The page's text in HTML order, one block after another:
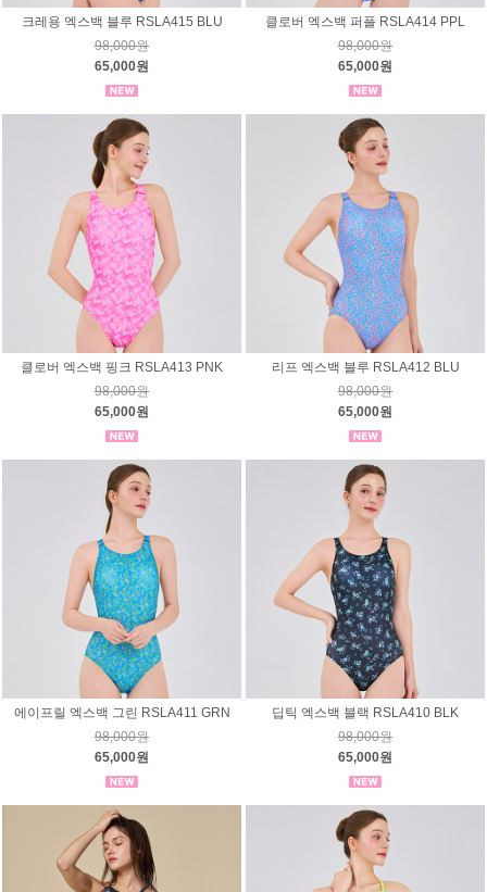
크레용 엑스백 블루 RSLA415 BLU
98,000원
65,000원
클로버 엑스백 퍼플 RSLA414 PPL
98,000원
65,000원
클로버 엑스백 핑크 RSLA413 PNK
98,000원
65,000원
리프 엑스백 블루 RSLA412 BLU
98,000원
65,000원
에이프릴 엑스백 그린 RSLA411 GRN
98,000원
65,000원
딥틱 엑스백 블랙 RSLA410 BLK
98,000원
65,000원